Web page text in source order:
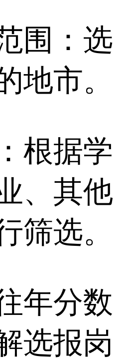
围：选
地市。
根据学
、其他
筛选。
年分数
选报岗